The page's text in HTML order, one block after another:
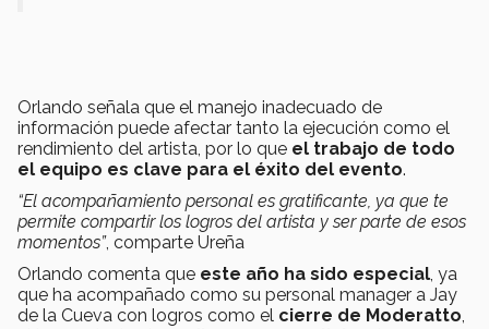
Orlando señala que el manejo inadecuado de
información puede afectar tanto la ejecución como el
rendimiento del artista, por lo que el trabajo de todo
el equipo es clave para el éxito del evento.
“El acompañamiento personal es gratificante, ya que te
permite compartir los logros del artista y ser parte de esos
momentos”, comparte Ureña
Orlando comenta que este año ha sido especial, ya
que ha acompañado como su personal manager a Jay
de la Cueva con logros como el cierre de Moderatto,